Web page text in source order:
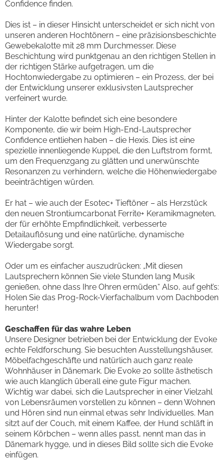
Confidence finden.
Dies ist – in dieser Hinsicht unterscheidet er sich nicht von
unseren anderen Hochtönern – eine präzisionsbeschichte
Gewebekalotte mit 28 mm Durchmesser. Diese
Beschichtung wird punktgenau an den richtigen Stellen in
der richtigen Stärke aufgetragen, um die
Hochtonwiedergabe zu optimieren – ein Prozess, der bei
der Entwicklung unserer exklusivsten Lautsprecher
verfeinert wurde.
Hinter der Kalotte befindet sich eine besondere
Komponente, die wir beim High-End-Lautsprecher
Confidence entliehen haben – die Hexis. Dies ist eine
spezielle innenliegende Kuppel, die den Luftstrom formt,
um den Frequenzgang zu glätten und unerwünschte
Resonanzen zu verhindern, welche die Höhenwiedergabe
beeinträchtigen würden.
Er hat – wie auch der Esotec+ Tieftöner – als Herzstück
den neuen Strontiumcarbonat Ferrite+ Keramikmagneten,
der für erhöhte Empfindlichkeit, verbesserte
Detailauflösung und eine natürliche, dynamische
Wiedergabe sorgt.
Oder um es einfacher auszudrücken: „Mit diesen
Lautsprechern können Sie viele Stunden lang Musik
genießen, ohne dass Ihre Ohren ermüden.“ Also, auf geht’s:
Holen Sie das Prog-Rock-Vierfachalbum vom Dachboden
herunter!
Geschaffen für das wahre Leben
Unsere Designer betrieben bei der Entwicklung der Evoke
echte Feldforschung. Sie besuchten Ausstellungshäuser,
Möbelfachgeschäfte und natürlich auch ganz reale
Wohnhäuser in Dänemark. Die Evoke 20 sollte ästhetisch
wie auch klanglich überall eine gute Figur machen.
Wichtig war dabei, sich die Lautsprecher in einer Vielzahl
von Lebensräumen vorstellen zu können – denn Wohnen
und Hören sind nun einmal etwas sehr Individuelles. Man
sitzt auf der Couch, mit einem Kaffee, der Hund schläft in
seinem Körbchen – wenn alles passt, nennt man das in
Dänemark hygge, und in dieses Bild sollte sich die Evoke
einfügen.